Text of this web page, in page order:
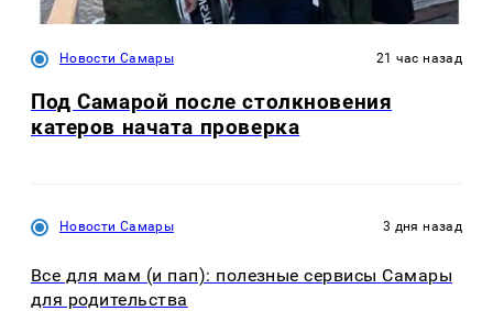
Новости Самары 21 час назад
Под Самарой после столкновения
катеров начата проверка
Новости Самары 3 дня назад
Все для мам (и пап): полезные сервисы Самары
для родительства